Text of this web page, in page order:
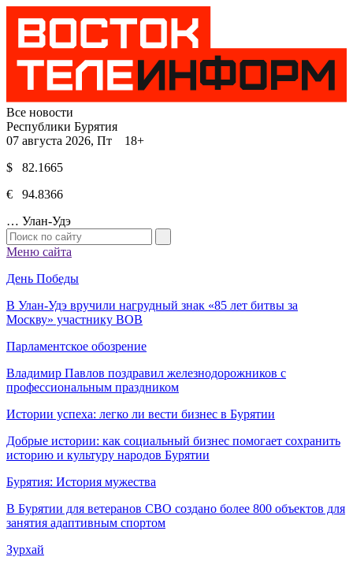
Все новости
Республики Бурятия
07 августа 2026, Пт 18+
$ 82.1665
€ 94.8366
… Улан-Удэ
Меню сайта
День Победы
В Улан-Удэ вручили нагрудный знак «85 лет битвы за
Москву» участнику ВОВ
Парламентское обозрение
Владимир Павлов поздравил железнодорожников с
профессиональным праздником
Истории успеха: легко ли вести бизнес в Бурятии
Добрые истории: как социальный бизнес помогает сохранить
историю и культуру народов Бурятии
Бурятия: История мужества
В Бурятии для ветеранов СВО создано более 800 объектов для
занятия адаптивным спортом
Зурхай